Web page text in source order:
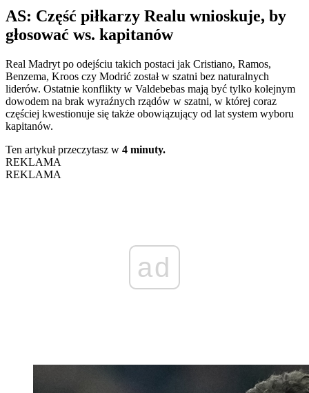
AS: Część piłkarzy Realu wnioskuje, by
głosować ws. kapitanów
Real Madryt po odejściu takich postaci jak Cristiano, Ramos,
Benzema, Kroos czy Modrić został w szatni bez naturalnych
liderów. Ostatnie konflikty w Valdebebas mają być tylko kolejnym
dowodem na brak wyraźnych rządów w szatni, w której coraz
częściej kwestionuje się także obowiązujący od lat system wyboru
kapitanów.
Ten artykuł przeczytasz w 4 minuty.
REKLAMA
REKLAMA
ad